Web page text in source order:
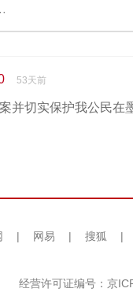
53天前
并切实保护我公民在
| 网易 | 搜狐 |
经营许可证编号：京